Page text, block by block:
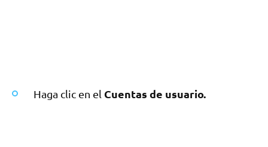
Haga clic en el Cuentas de usuario.